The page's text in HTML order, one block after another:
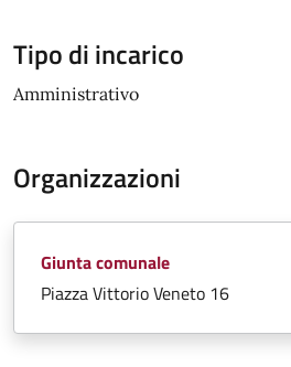
Tipo di incarico
Amministrativo
Organizzazioni
Giunta comunale
Piazza Vittorio Veneto 16